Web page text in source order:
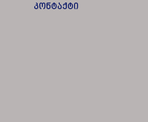
კონტაქტი